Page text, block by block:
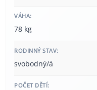
VÁHA:
78 kg
RODINNÝ STAV:
svobodný/á
POČET DĚTÍ: